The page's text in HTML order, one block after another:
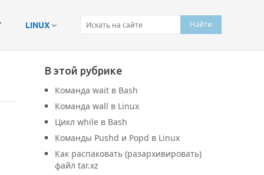
LINUX
В этой рубрике
Команда wait в Bash
Команда wall в Linux
Цикл while в Bash
Команды Pushd и Popd в Linux
Как распаковать (разархивировать)
файл tar.xz